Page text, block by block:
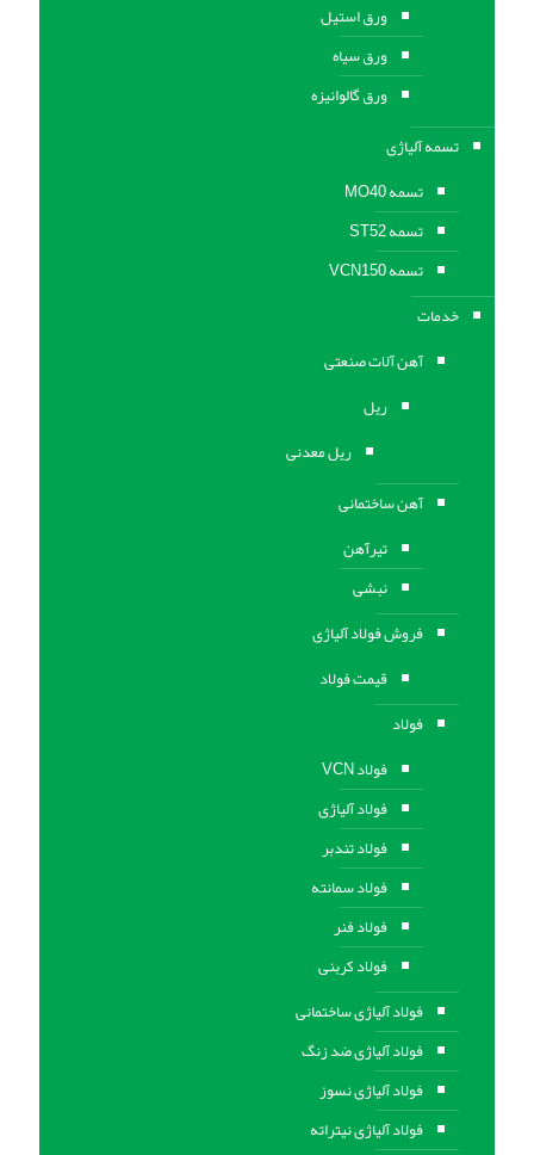
ورق استیل
ورق سیاه
ورق گالوانیزه
تسمه آلیاژی
تسمه MO40
تسمه ST52
تسمه VCN150
خدمات
آهن آلات صنعتی
ریل
ریل معدنی
آهن ساختمانی
تیرآهن
نبشی
فروش فولاد آلیاژی
قیمت فولاد
فولاد
فولاد VCN
فولاد آلیاژی
فولاد تندبر
فولاد سمانته
فولاد فنر
فولاد کربنی
فولاد آلیاژی ساختمانی
فولاد آلیاژی ضد زنگ
فولاد آلیاژی نسوز
فولاد آلیاژی نیتراته